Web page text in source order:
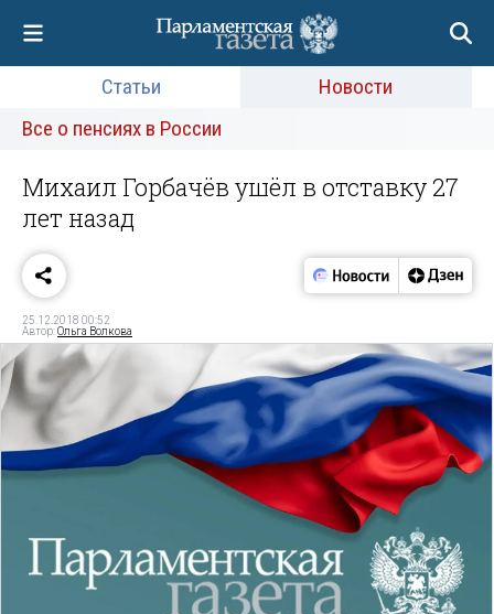
Статьи
Новости
Все о пенсиях в России
Михаил Горбачёв ушёл в отставку 27
лет назад
25.12.2018 00:52
Автор:Ольга Волкова